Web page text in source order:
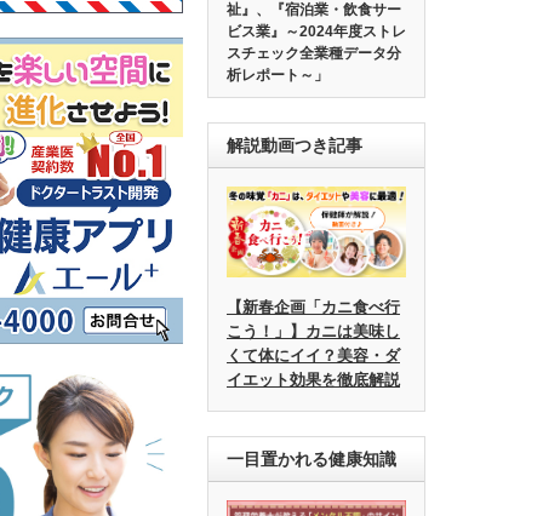
祉』、『宿泊業・飲食サー
ビス業』～2024年度ストレ
スチェック全業種データ分
析レポート～」
解説動画つき記事
【新春企画「カニ食べ行
こう！」】カニは美味し
くて体にイイ？美容・ダ
イエット効果を徹底解説
一目置かれる健康知識